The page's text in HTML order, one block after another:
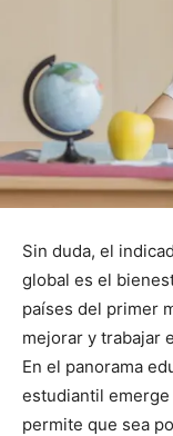
Sin duda, el
global es el
países del primer
mejorar y trabajar
En el panorama
estudiantil
permite que sea